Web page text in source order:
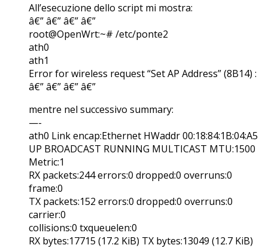
All’esecuzione dello script mi mostra:
â€” â€” â€” â€”
root@OpenWrt:~# /etc/ponte2
ath0
ath1
Error for wireless request “Set AP Address” (8B14) :
â€” â€” â€” â€”
mentre nel successivo summary:
—-
ath0 Link encap:Ethernet HWaddr 00:18:84:1B:04:A5
UP BROADCAST RUNNING MULTICAST MTU:1500
Metric:1
RX packets:244 errors:0 dropped:0 overruns:0
frame:0
TX packets:152 errors:0 dropped:0 overruns:0
carrier:0
collisions:0 txqueuelen:0
RX bytes:17715 (17.2 KiB) TX bytes:13049 (12.7 KiB)